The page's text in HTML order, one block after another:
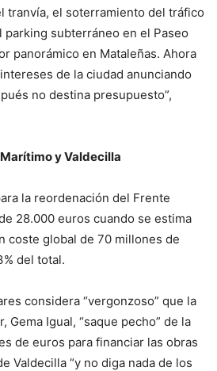
tranvía, el soterramiento del tráfico
subterráneo en el Paseo
panorámico en Mataleñas. Ahora
de la ciudad anunciando
no destina presupuesto”,
y Valdecilla
la reordenación del Frente
28.000 euros cuando se estima
coste global de 70 millones de
del total.
considera “vergonzoso” que la
Gema Igual, “saque pecho” de la
de euros para financiar las obras
Valdecilla “y no diga nada de los